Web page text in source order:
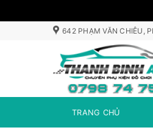
642 PHẠM VĂN CHIÊU,
TRANG CHỦ